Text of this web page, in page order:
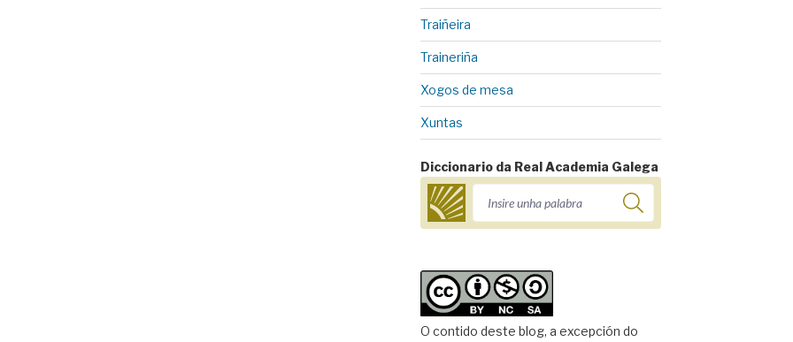
Traiñeira
Traineriña
Xogos de mesa
Xuntas
Diccionario da Real Academia Galega
O contido deste blog, a excepción do